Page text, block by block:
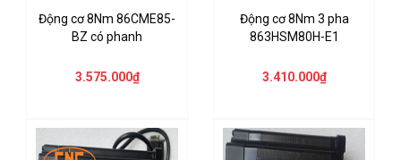
Động cơ 8Nm 86CME85-
BZ có phanh
3.575.000₫
Động cơ 8Nm 3 pha
863HSM80H-E1
3.410.000₫